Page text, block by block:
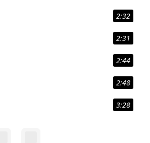
2:32
2:31
2:44
2:48
3:28